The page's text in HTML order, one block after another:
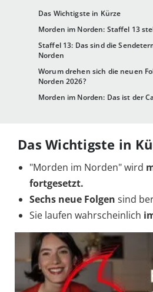
Das Wichtigste in Kürze
Morden im Norden: Staffel 13
Staffel 13: Das sind die
Norden
Worum drehen sich die neuen
Norden 2026?
Morden im Norden: Das ist der
Das Wichtigste in
"Morden im Norden" wird
fortgesetzt.
Sechs neue Folgen sind
Sie laufen wahrscheinlich